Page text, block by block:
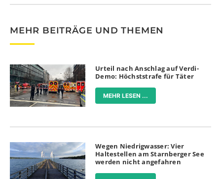
MEHR BEITRÄGE UND THEMEN
Urteil nach Anschlag auf Verdi-
Demo: Höchststrafe für Täter
MEHR LESEN ...
Wegen Niedrigwasser: Vier
Haltestellen am Starnberger See
werden nicht angefahren